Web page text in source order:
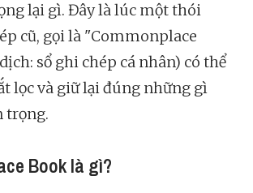
lại gì. Đây là lúc một thói
cũ, gọi là "Commonplace
sổ ghi chép cá nhân) có thể
lọc và giữ lại đúng những gì
trọng.
Book là gì?